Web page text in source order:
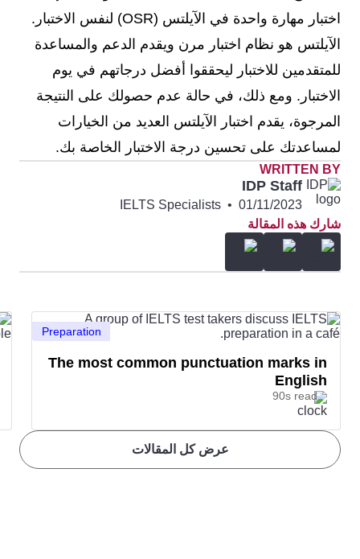
اختبار مهارة واحدة في الآيلتس (OSR) لنفس الاختبار.
الآيلتس هو نظام اختبار مرن ويقدم الدعم والمساعدة
للمتقدمين للاختبار ليحققوا أفضل درجاتهم في يوم
الاختبار. ومع ذلك، في حالة عدم حصولك على النتيجة
المرجوة، يقدم اختبار الآيلتس العديد من الخيارات
لمساعدتك على تحسين درجة الاختبار الخاصة بك.
WRITTEN BY
IDP Staff
01/11/2023
•
IELTS Specialists
شارك هذه المقالة
عرض كل المقالات
Preparation
The most common punctuation marks in
English
90s read